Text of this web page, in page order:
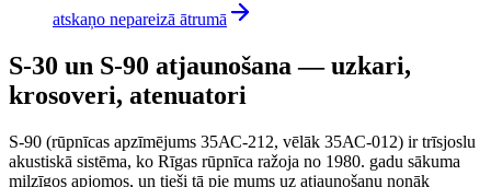
atskaņo nepareizā ātrumā
S-30 un S-90 atjaunošana — uzkari,
krosoveri, atenuatori
S-90 (rūpnīcas apzīmējums 35АС-212, vēlāk 35АС-012) ir trīsjoslu
akustiskā sistēma, ko Rīgas rūpnīca ražoja no 1980. gadu sākuma
milzīgos apjomos, un tieši tā pie mums uz atjaunošanu nonāk